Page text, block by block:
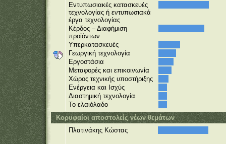
Εντυπωσιακές κατασκευές
τεχνολογίας ή εντυπωσιακά
έργα τεχνολογίας
Κέρδος – Διαφήμιση
προϊόντων
Υπερκατασκευές
Γεωργική τεχνολογία
Εργοστάσια
Μεταφορές και επικοινωνία
Χώρος τεχνικής υποστήριξης
Ενέργεια και Ισχύς
Διαστημική τεχνολογία
Το ελαιόλαδο
Κορυφαίοι αποστολείς νέων θεμάτων
Πλατινάκης Κώστας